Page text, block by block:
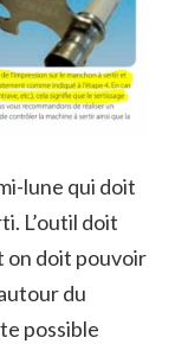
lune qui doit
L’outil doit
on doit pouvoir
du
possible